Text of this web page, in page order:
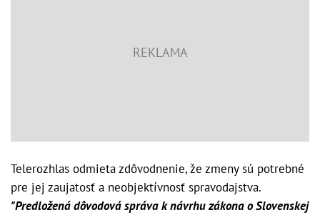
Telerozhlas odmieta zdôvodnenie, že zmeny sú potrebné
pre jej zaujatosť a neobjektívnosť spravodajstva.
"Predložená dôvodová správa k návrhu zákona o Slovenskej